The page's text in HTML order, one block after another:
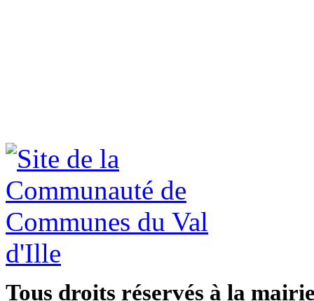
Tous droits réservés à la